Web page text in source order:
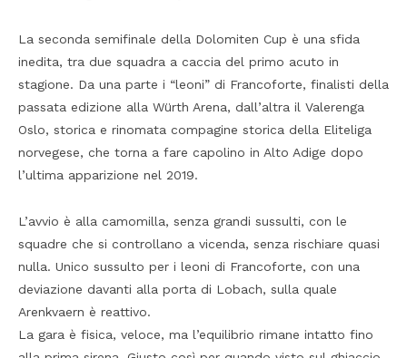
La seconda semifinale della Dolomiten Cup è una sfida
inedita, tra due squadra a caccia del primo acuto in
stagione. Da una parte i “leoni” di Francoforte, finalisti della
passata edizione alla Würth Arena, dall’altra il Valerenga
Oslo, storica e rinomata compagine storica della Eliteliga
norvegese, che torna a fare capolino in Alto Adige dopo
l’ultima apparizione nel 2019.
L’avvio è alla camomilla, senza grandi sussulti, con le
squadre che si controllano a vicenda, senza rischiare quasi
nulla. Unico sussulto per i leoni di Francoforte, con una
deviazione davanti alla porta di Lobach, sulla quale
Arenkvaern è reattivo.
La gara è fisica, veloce, ma l’equilibrio rimane intatto fino